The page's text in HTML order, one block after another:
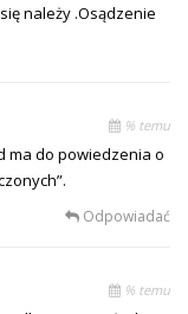
należy .Osądzenie
% temu
ma do powiedzenia o
Odpowiadać
% temu